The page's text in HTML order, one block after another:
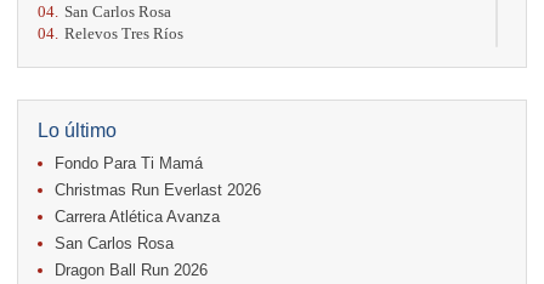
04. San Carlos Rosa
04. Relevos Tres Ríos
17. Caribe Paradise Run
18.
Casa Turire Trail Run
18. Warriors Run Circuit
18. Samsung Jacó Beach Half Marathon 2026
25. KRun by Under Armour
25. Run Alajuela
Noviembre
Lo último
Fondo Para Ti Mamá
Christmas Run Everlast 2026
Carrera Atlética Avanza
San Carlos Rosa
Dragon Ball Run 2026